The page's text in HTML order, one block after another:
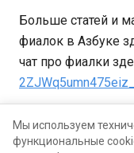
Больше статей и
фиалок в Азбуке
чат про фиалки
Мы используем
функциональные